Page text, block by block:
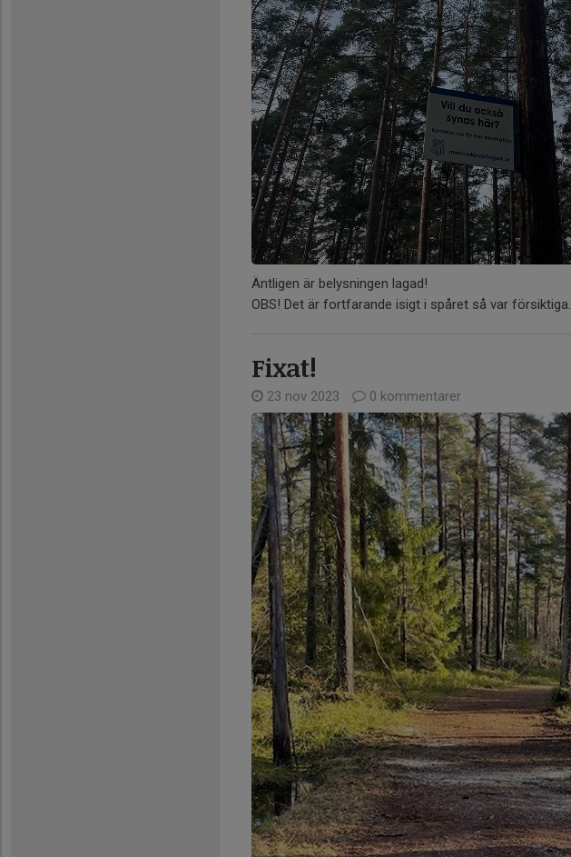
Äntligen är belysningen lagad!
OBS! Det är fortfarande isigt i spåret så var försiktiga.
Fixat!
23 nov 2023 0 kommentarer